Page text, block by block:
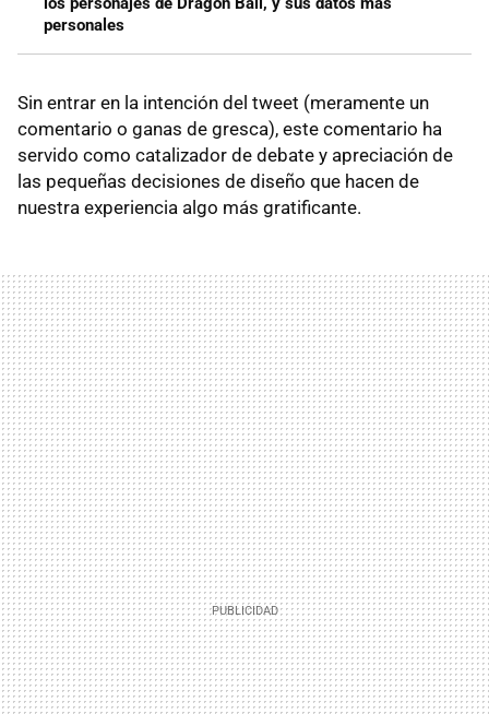
personales
Sin entrar en la intención del tweet (meramente un
comentario o ganas de gresca), este comentario ha
servido como catalizador de debate y apreciación de
las pequeñas decisiones de diseño que hacen de
nuestra experiencia algo más gratificante.